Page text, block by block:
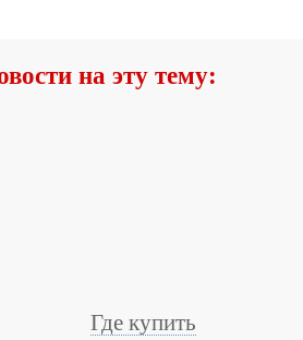
на эту тему:
Где купить